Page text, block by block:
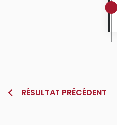
RÉSULTAT PRÉCÉDENT